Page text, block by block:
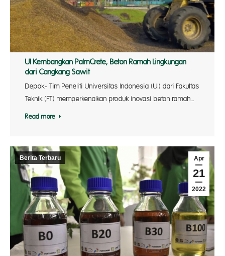
UI Kembangkan PalmCrete, Beton Ramah Lingkungan
dari Cangkang Sawit
Depok- Tim Peneliti Universitas Indonesia (UI) dari Fakultas
Teknik (FT) memperkenalkan produk inovasi beton ramah…
Read more
Apr
21
2022
Berita Terbaru